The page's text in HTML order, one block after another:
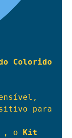
Colorido
para
, o
Kit